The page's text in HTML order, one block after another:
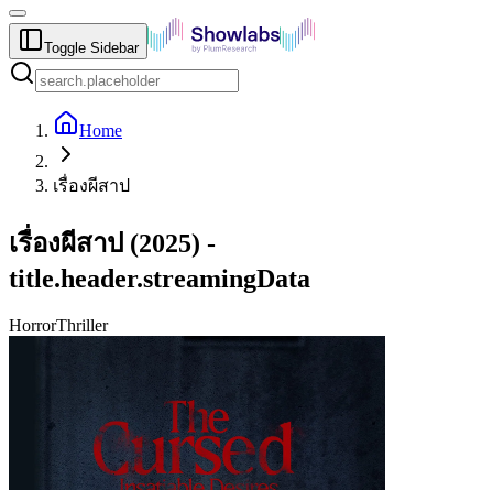
Toggle Sidebar
Home
เรื่องผีสาป
เรื่องผีสาป (2025) -
title.header.streamingData
HorrorThriller